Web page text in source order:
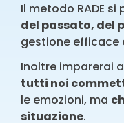
Il metodo RADE
del passato, del
gestione efficace
Inoltre imparerai
tutti noi
le emozioni, ma
situazione.